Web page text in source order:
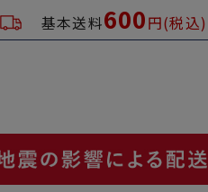
基本送料600円(税込)